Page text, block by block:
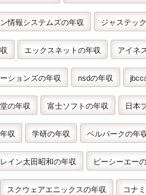
ン情報システムズの年収 ジャステッ
収 エックスネットの年収 アイネ
ーションズの年収 nsdの年収 jbcc
堂の年収 富士ソフトの年収 日本
年収 学研の年収 ベルパークの年
レイン太田昭和の年収 ピーシーエー
スクウェアエニックスの年収 コナ